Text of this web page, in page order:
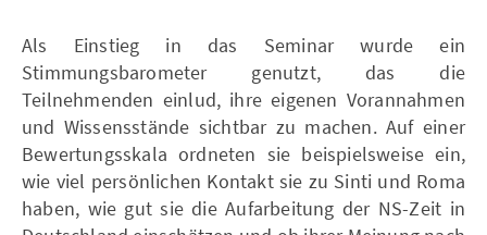
Als Einstieg in das Seminar wurde ein
Stimmungsbarometer genutzt, das die
Teilnehmenden einlud, ihre eigenen Vorannahmen
und Wissensstände sichtbar zu machen. Auf einer
Bewertungsskala ordneten sie beispielsweise ein,
wie viel persönlichen Kontakt sie zu Sinti und Roma
haben, wie gut sie die Aufarbeitung der NS-Zeit in